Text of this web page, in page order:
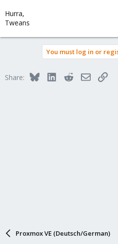
Hurra,
Tweans
You must log in or
Share: BlueskyLinkedInRedditEmailLink
Proxmox VE (Deutsch/German)